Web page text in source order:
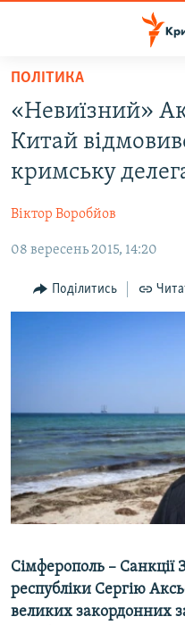
Перейти
основного
матеріалу
до
основної
навігації
Перейти
пошуку
БЛОГИ
ПОГЛЯД
ІНТЕРВ'Ю
ВІДЕОУРОКИ «ELIFBE»
СВІДЧЕННЯ ОКУПАЦІЇ
УКРАЇНСЬКА ПРОБЛЕМА
ІНФОГРАФІКА
Русский
Qırımtatar
ДОЛУЧАЙСЯ!
Усі сайти RFE/RL
ПОЛІТИКА
«Невиїзний»
Китай
кримську
Віктор Воробйов
08 вересень 2015, 14:20
Поділитись
Сімферополь – Санкції
республіки Сергію
великих закордонних